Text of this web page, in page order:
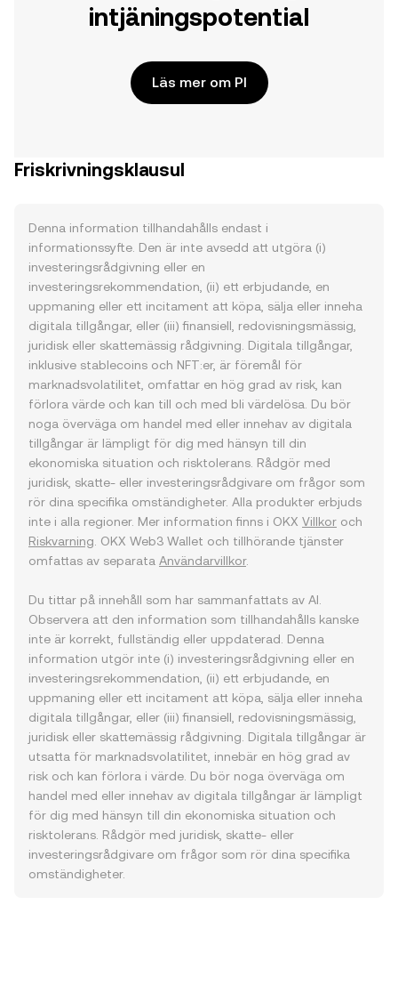
intjäningspotential
Läs mer om PI
Friskrivningsklausul
Denna information tillhandahålls endast i
informationssyfte. Den är inte avsedd att utgöra (i)
investeringsrådgivning eller en
investeringsrekommendation, (ii) ett erbjudande, en
uppmaning eller ett incitament att köpa, sälja eller inneha
digitala tillgångar, eller (iii) finansiell, redovisningsmässig,
juridisk eller skattemässig rådgivning. Digitala tillgångar,
inklusive stablecoins och NFT:er, är föremål för
marknadsvolatilitet, omfattar en hög grad av risk, kan
förlora värde och kan till och med bli värdelösa. Du bör
noga överväga om handel med eller innehav av digitala
tillgångar är lämpligt för dig med hänsyn till din
ekonomiska situation och risktolerans. Rådgör med
juridisk, skatte- eller investeringsrådgivare om frågor som
rör dina specifika omständigheter. Alla produkter erbjuds
inte i alla regioner. Mer information finns i OKX Villkor och
Riskvarning . OKX Web3 Wallet och tillhörande tjänster
omfattas av separata Användarvillkor.
Du tittar på innehåll som har sammanfattats av AI.
Observera att den information som tillhandahålls kanske
inte är korrekt, fullständig eller uppdaterad. Denna
information utgör inte (i) investeringsrådgivning eller en
investeringsrekommendation, (ii) ett erbjudande, en
uppmaning eller ett incitament att köpa, sälja eller inneha
digitala tillgångar, eller (iii) finansiell, redovisningsmässig,
juridisk eller skattemässig rådgivning. Digitala tillgångar är
utsatta för marknadsvolatilitet, innebär en hög grad av
risk och kan förlora i värde. Du bör noga överväga om
handel med eller innehav av digitala tillgångar är lämpligt
för dig med hänsyn till din ekonomiska situation och
risktolerans. Rådgör med juridisk, skatte- eller
investeringsrådgivare om frågor som rör dina specifika
omständigheter.